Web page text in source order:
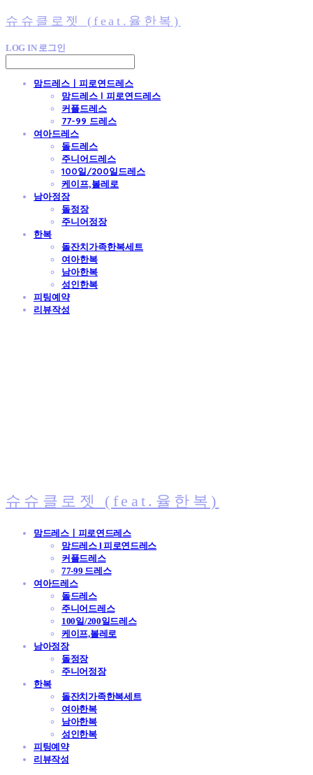
슈슈클로젯 (feat.율한복)
LOG IN 로그인
맘드레스ㅣ피로연드레스
맘드레스 l 피로연드레스
커플드레스
77-99 드레스
여아드레스
돌드레스
주니어드레스
100일/200일드레스
케이프,볼레로
남아정장
돌정장
주니어정장
한복
돌잔치가족한복세트
여아한복
남아한복
성인한복
피팅예약
리뷰작성
슈슈클로젯 (feat.율한복)
맘드레스ㅣ피로연드레스
맘드레스 l 피로연드레스
커플드레스
77-99 드레스
여아드레스
돌드레스
주니어드레스
100일/200일드레스
케이프,볼레로
남아정장
돌정장
주니어정장
한복
돌잔치가족한복세트
여아한복
남아한복
성인한복
피팅예약
리뷰작성